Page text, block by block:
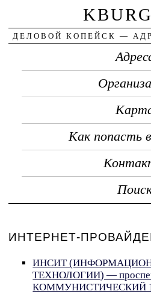
ДЕЛОВОЙ КОПЕЙСК —
Как попасть
ИНТЕРНЕТ-
ИНСИТ
ТЕХНОЛОГИИ) —
КОММУНИСТИЧЕСКИЙ